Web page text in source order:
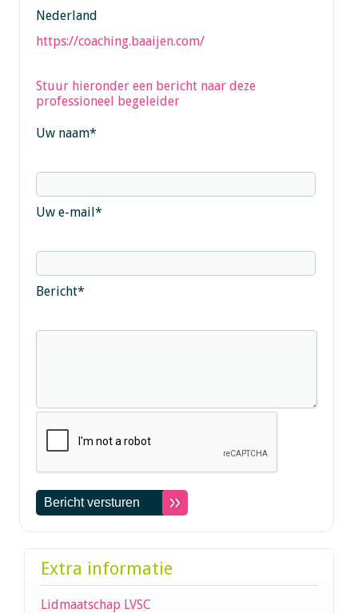
Nederland
https://coaching.baaijen.com/
Stuur hieronder een bericht naar deze
professioneel begeleider
Uw naam*
Uw e-mail*
Bericht*
Extra informatie
Lidmaatschap LVSC